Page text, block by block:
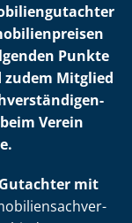
Punkte
zudem Mitglied
Verein
mit